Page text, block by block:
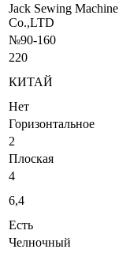
Jack Sewing Machine
Co.,LTD
№90-160
220
КИТАЙ
Нет
Горизонтальное
2
Плоская
4
6,4
Есть
Челночный